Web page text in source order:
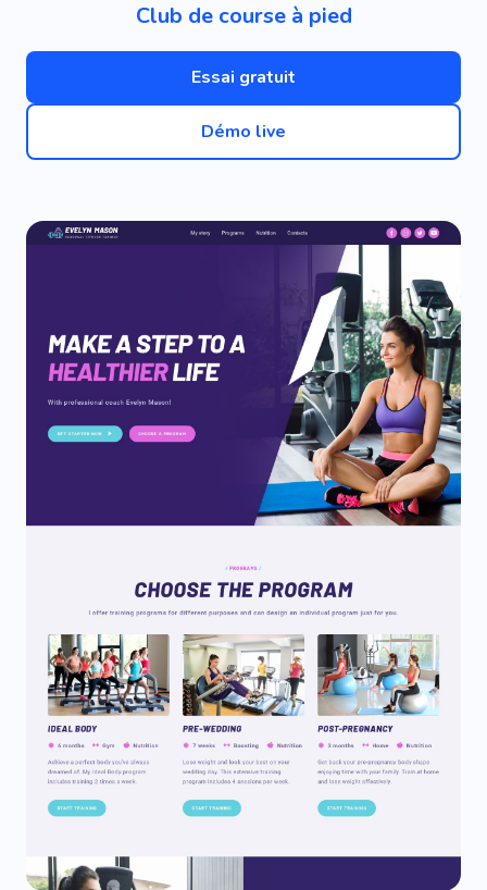
Club de course à pied
Essai gratuit
Démo live